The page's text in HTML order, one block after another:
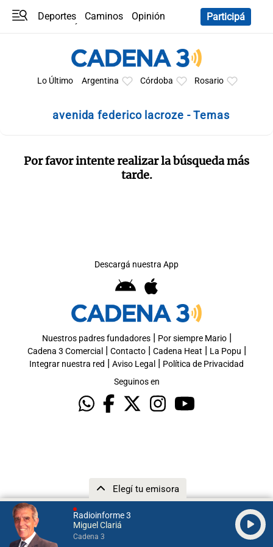
Radioinforme 3
Miguel Clariá
Cadena 3
Elegí tu emisora
Deportes Caminos
Opinión
Participá
Lo Último Argentina Córdoba Rosario
avenida federico lacroze - Temas
Por favor intente realizar la búsqueda más
tarde.
Descargá nuestra App
Nuestros padres fundadores| Por siempre Mario|
Cadena 3 Comercial | Contacto| Cadena Heat | La Popu |
Integrar nuestra red | Aviso Legal | Política de Privacidad
Seguinos en